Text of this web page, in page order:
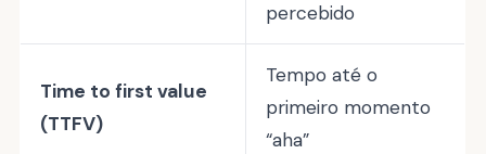
percebido
Time to first value
(TTFV)
Tempo até o
primeiro momento
“aha”